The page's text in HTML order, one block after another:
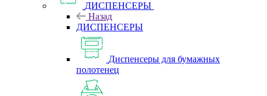
ДИСПЕНСЕРЫ
Назад
ДИСПЕНСЕРЫ
Диспенсеры для бумажных
полотенец